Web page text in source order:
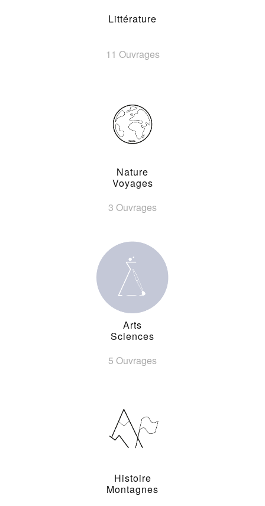
Littérature
11 Ouvrages
Nature
Voyages
3 Ouvrages
Arts
Sciences
5 Ouvrages
Histoire
Montagnes